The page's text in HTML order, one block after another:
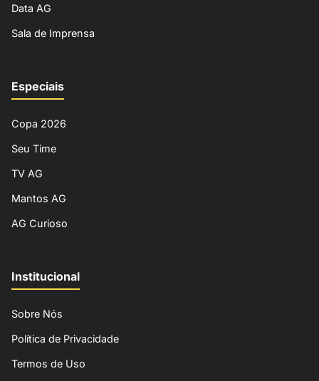
Data AG
Sala de Imprensa
Especiais
Copa 2026
Seu Time
TV AG
Mantos AG
AG Curioso
Institucional
Sobre Nós
Política de Privacidade
Termos de Uso